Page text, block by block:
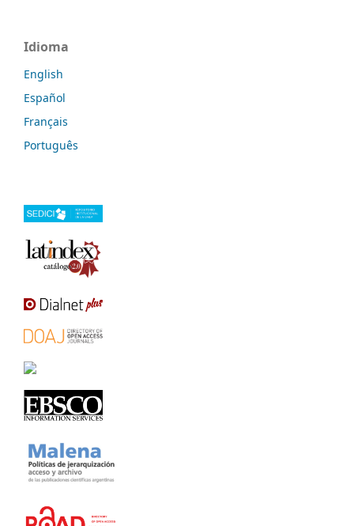
Idioma
English
Español
Français
Português